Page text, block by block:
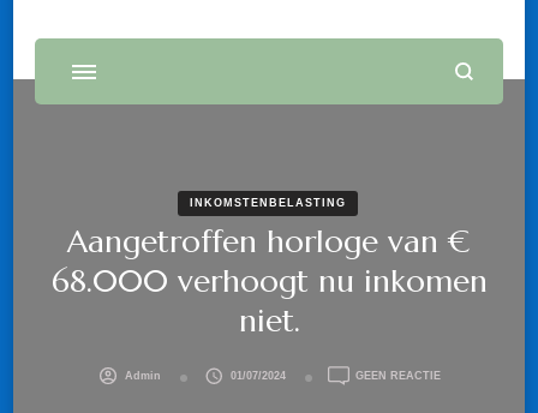
INKOMSTENBELASTING
Aangetroffen horloge van €
68.000 verhoogt nu inkomen
niet.
Admin 01/07/2024 GEEN REACTIEOP